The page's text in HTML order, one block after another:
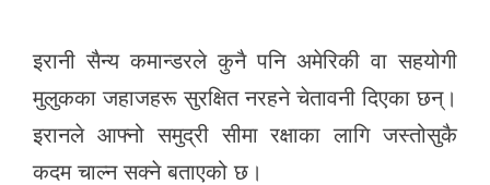
इरानी सैन्य कमान्डरले कुनै पनि अमेरिकी वा सहयोगी
मुलुकका जहाजहरू सुरक्षित नरहने चेतावनी दिएका छन्।
इरानले आफ्नो समुद्री सीमा रक्षाका लागि जस्तोसुकै
कदम चाल्न सक्ने बताएको छ।